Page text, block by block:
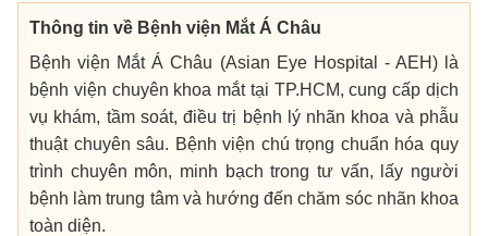
Thông tin về Bệnh viện Mắt Á Châu
Bệnh viện Mắt Á Châu (Asian Eye Hospital - AEH) là
bệnh viện chuyên khoa mắt tại TP.HCM, cung cấp dịch
vụ khám, tầm soát, điều trị bệnh lý nhãn khoa và phẫu
thuật chuyên sâu. Bệnh viện chú trọng chuẩn hóa quy
trình chuyên môn, minh bạch trong tư vấn, lấy người
bệnh làm trung tâm và hướng đến chăm sóc nhãn khoa
toàn diện.